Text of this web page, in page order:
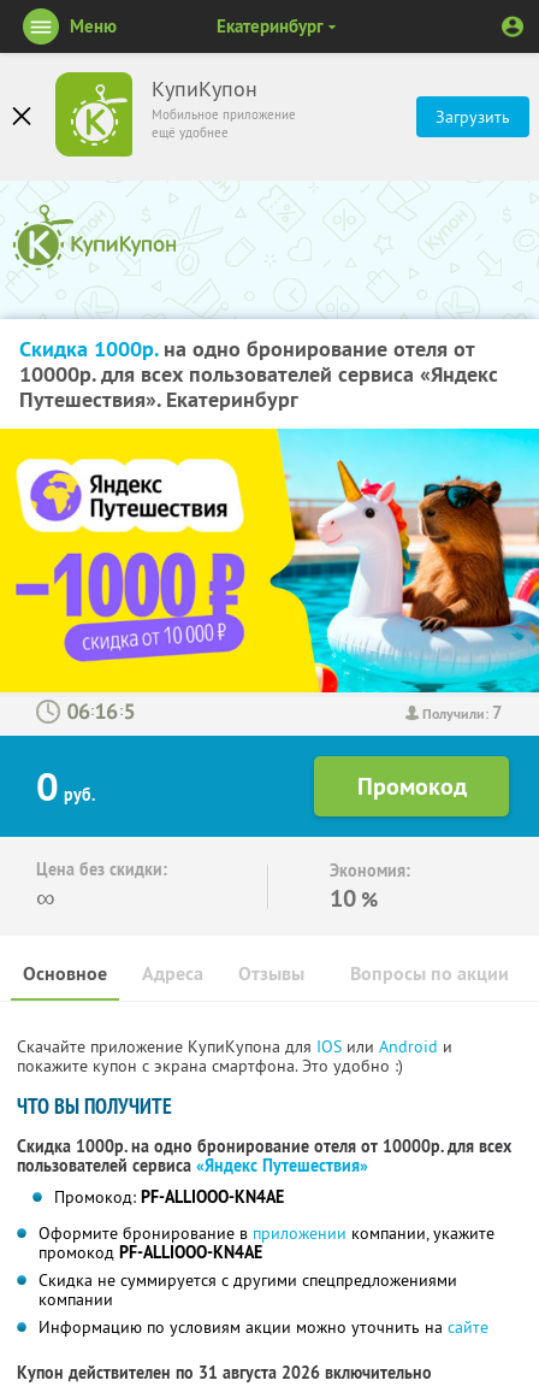
КупиКупон
Мобильное приложение
ещё удобнее
Загрузить
Меню Екатеринбург
Скидка 1000р.на одно бронирование отеля от
10000р. для всех пользователей сервиса «Яндекс
Путешествия». Екатеринбург
Получили: 7
: :
0 руб.
Цена без скидки:
∞
Экономия:
10 %
Основное Отзывы Вопросы по акции
Адреса
Скачайте приложение КупиКупона для IOS или Android и
покажите купон с экрана смартфона. Это удобно :)
ЧТО ВЫ ПОЛУЧИТЕ
Скидка 1000р. на одно бронирование отеля от 10000р. для всех
пользователей сервиса «Яндекс Путешествия»
Промокод: PF-ALLIOOO-KN4AE
Оформите бронирование в приложении компании, укажите
промокод PF-ALLIOOO-KN4AE
Скидка не суммируется с другими спецпредложениями
компании
Информацию по условиям акции можно уточнить на сайте
Купон действителен по 31 августа 2026 включительно